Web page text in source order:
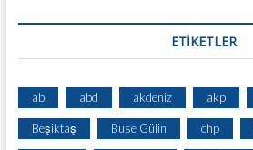
ETİKETLER
ab abd akdeniz akp
Beşiktaş Buse Gülin chp